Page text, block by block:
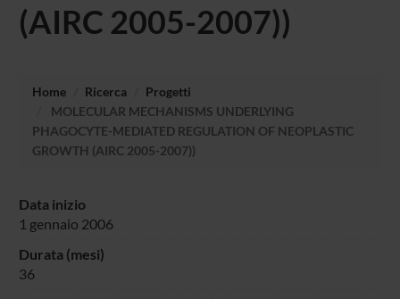
(AIRC 2005-2007))
Home Ricerca
Progetti
MOLECULAR MECHANISMS UNDERLYING
PHAGOCYTE-MEDIATED REGULATION OF NEOPLASTIC
GROWTH (AIRC 2005-2007))
Data inizio
1 gennaio 2006
Durata (mesi)
36